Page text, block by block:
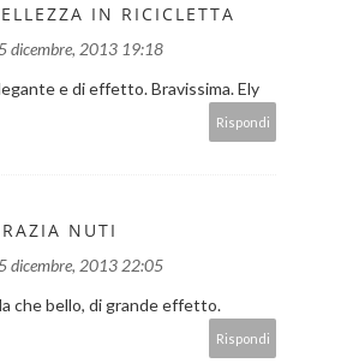
IN RICICLETTA
dicembre, 2013 19:18
e di effetto. Bravissima. Ely
Rispondi
NUTI
dicembre, 2013 22:05
che bello, di grande effetto.
Rispondi